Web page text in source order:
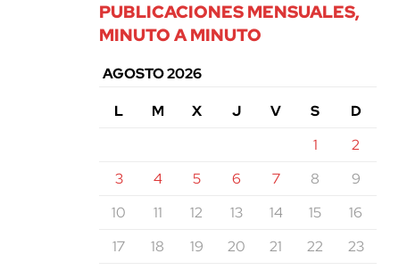
PUBLICACIONES MENSUALES,
MINUTO A MINUTO
AGOSTO 2026
L
M X J V S
D
1
2
3
4 5 6 7 8
9
10
11 12 13 14 15
16
17
18 19 20 21 22
23